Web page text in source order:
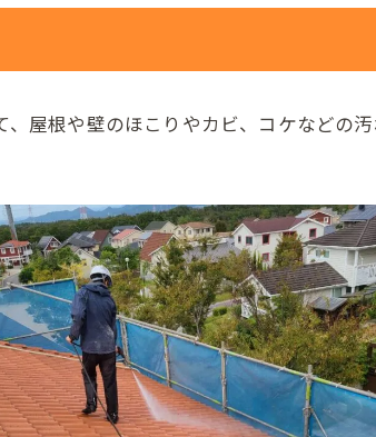
、屋根や壁のほこりやカビ、コケなどの